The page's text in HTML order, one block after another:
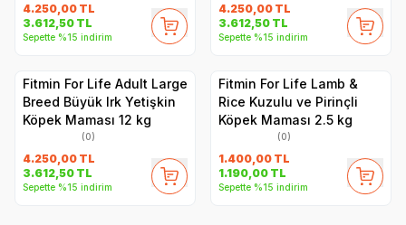
4.250,00 TL
3.612,50 TL
Sepette %15 indirim
4.250,00 TL
3.612,50 TL
Sepette %15 indirim
Fitmin For Life Adult Large
Breed Büyük Irk Yetişkin
Köpek Maması 12 kg
(0)
4.250,00 TL
3.612,50 TL
Sepette %15 indirim
Fitmin For Life Lamb &
Rice Kuzulu ve Pirinçli
Köpek Maması 2.5 kg
(0)
1.400,00 TL
1.190,00 TL
Sepette %15 indirim